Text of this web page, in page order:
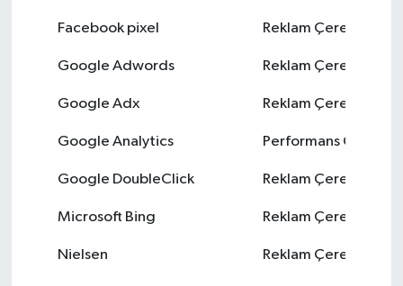
Facebook pixel Reklam Çerezi
Google Adwords Reklam Çerezi
Google Adx Reklam Çerezi
Google Analytics Performans Çerezi
Google DoubleClick Reklam Çerezi
Microsoft Bing Reklam Çerezi
Nielsen Reklam Çerezi